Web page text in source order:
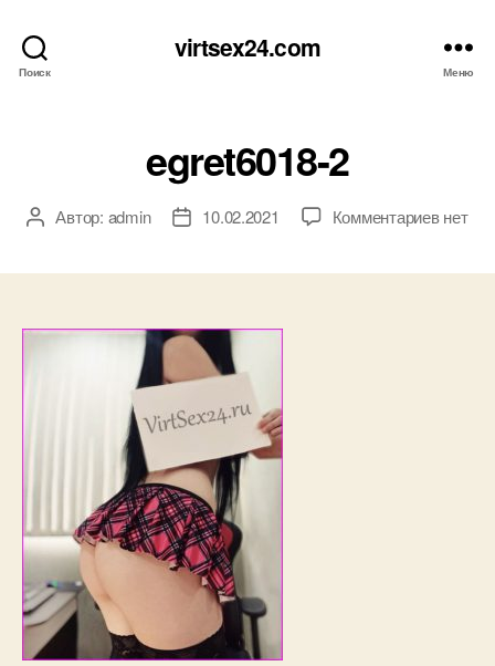
Поиск
virtsex24.com
Меню
egret6018-2
АвторАвтор: admin
Дата10.02.2021 Комментариевк
нет